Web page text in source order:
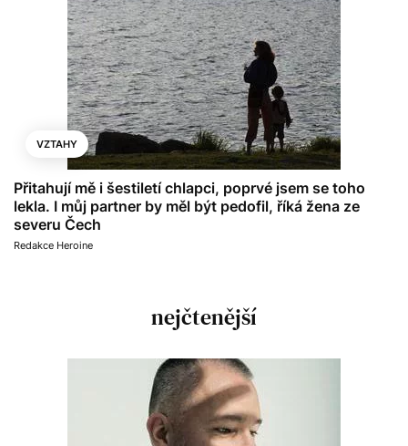
VZTAHY
Přitahují mě i šestiletí chlapci, poprvé jsem se toho
lekla. I můj partner by měl být pedofil, říká žena ze
severu Čech
Redakce Heroine
nejčtenější